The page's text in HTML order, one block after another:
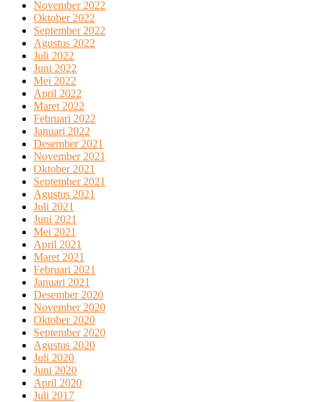
November 2022
Oktober 2022
September 2022
Agustus 2022
Juli 2022
Juni 2022
Mei 2022
April 2022
Maret 2022
Februari 2022
Januari 2022
Desember 2021
November 2021
Oktober 2021
September 2021
Agustus 2021
Juli 2021
Juni 2021
Mei 2021
April 2021
Maret 2021
Februari 2021
Januari 2021
Desember 2020
November 2020
Oktober 2020
September 2020
Agustus 2020
Juli 2020
Juni 2020
April 2020
Juli 2017